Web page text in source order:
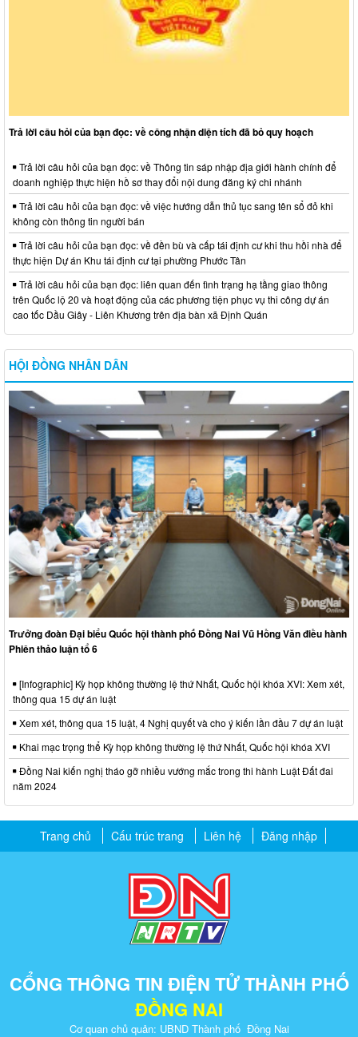
Trả lời câu hỏi của bạn đọc: về công nhận diện tích đã bỏ quy hoạch
Trả lời câu hỏi của bạn đọc: về Thông tin sáp nhập địa giới hành chính để
doanh nghiệp thực hiện hồ sơ thay đổi nội dung đăng ký chi nhánh
Trả lời câu hỏi của bạn đọc: về việc hướng dẫn thủ tục sang tên sổ đỏ khi
không còn thông tin người bán
Trả lời câu hỏi của bạn đọc: về đền bù và cấp tái định cư khi thu hồi nhà để
thực hiện Dự án Khu tái định cư tại phường Phước Tân
Trả lời câu hỏi của bạn đọc: liên quan đến tình trạng hạ tầng giao thông
trên Quốc lộ 20 và hoạt động của các phương tiện phục vụ thi công dự án
cao tốc Dầu Giây - Liên Khương trên địa bàn xã Định Quán
HỘI ĐỒNG NHÂN DÂN
Trưởng đoàn Đại biểu Quốc hội thành phố Đồng Nai Vũ Hồng Văn điều hành
Phiên thảo luận tổ 6
[Infographic] Kỳ họp không thường lệ thứ Nhất, Quốc hội khóa XVI: Xem xét,
thông qua 15 dự án luật
Xem xét, thông qua 15 luật, 4 Nghị quyết và cho ý kiến lần đầu 7 dự án luật
Khai mạc trọng thể Kỳ họp không thường lệ thứ Nhất, Quốc hội khóa XVI
Đồng Nai kiến nghị tháo gỡ nhiều vướng mắc trong thi hành Luật Đất đai
năm 2024
Trang chủ Cấu trúc trang Liên hệ Đăng nhập
CỔNG THÔNG TIN ĐIỆN TỬ THÀNH PHỐ
ĐỒNG NAI
Cơ quan chủ quản: UBND Thành phố Đồng Nai